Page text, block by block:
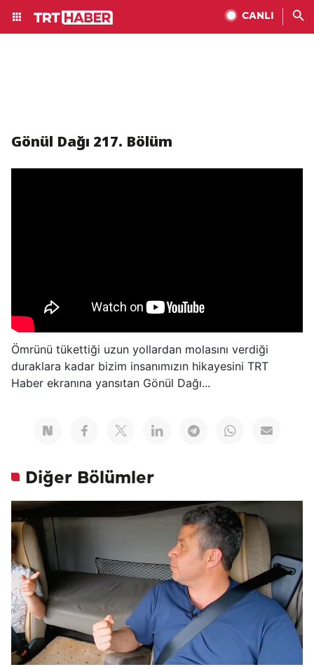
CANLI
Gönül Dağı 217. Bölüm
Ömrünü tükettiği uzun yollardan molasını verdiği
duraklara kadar bizim insanımızın hikayesini TRT
Haber ekranına yansıtan Gönül Dağı...
Diğer Bölümler